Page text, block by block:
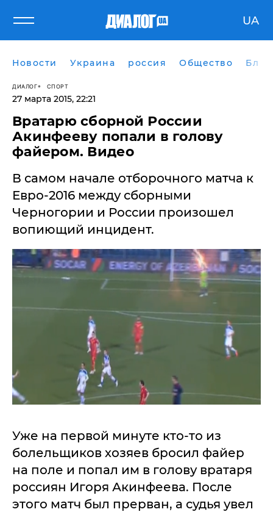
UA
Новости Украина россия Общество
ДИАЛОГ СПОРТ
27 марта 2015, 22:21
Вратарю сборной России
Акинфееву попали в голову
файером. Видео
В самом начале отборочного матча к
Евро-2016 между сборными
Черногории и России произошел
вопиющий инцидент.
Уже на первой минуте кто-то из
болельщиков хозяев бросил файер
на поле и попал им в голову вратаря
россиян Игоря Акинфеева. После
этого матч был прерван, а судья увел